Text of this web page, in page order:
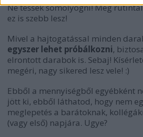
Ne tessék somolyogni! Még
ez is szebb lesz!
Mivel a hajtogatással minden
egyszer lehet próbálkozni,
elrontott darabok is. Sebaj!
megéri, nagy sikered lesz vele! :)
Ebből a mennyiségből egyébként
jött ki, ebből láthatod, hogy nem
meglepetés a barátoknak,
(vagy első) napjára. Ugye?